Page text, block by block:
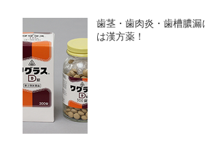
歯茎・歯肉炎・歯槽膿漏に
は漢方薬！